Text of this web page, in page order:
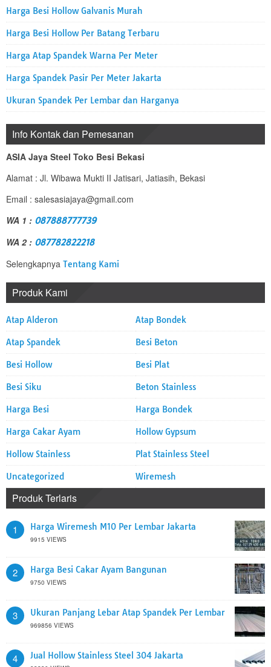
Harga Besi Hollow Galvanis Murah
Harga Besi Hollow Per Batang Terbaru
Harga Atap Spandek Warna Per Meter
Harga Spandek Pasir Per Meter Jakarta
Ukuran Spandek Per Lembar dan Harganya
Info Kontak dan Pemesanan
ASIA Jaya Steel Toko Besi Bekasi
Alamat : Jl. Wibawa Mukti II Jatisari, Jatiasih, Bekasi
Email : salesasiajaya@gmail.com
WA 1 : 087888777739
WA 2 : 087782822218
Selengkapnya Tentang Kami
Produk Kami
Atap Alderon Atap Bondek
Atap Spandek Besi Beton
Besi Hollow Besi Plat
Besi Siku Beton Stainless
Harga Besi Harga Bondek
Harga Cakar Ayam Hollow Gypsum
Hollow Stainless Plat Stainless Steel
Uncategorized Wiremesh
Produk Terlaris
1 Harga Wiremesh M10 Per Lembar Jakarta
9915 VIEWS
2 Harga Besi Cakar Ayam Bangunan
9750 VIEWS
3 Ukuran Panjang Lebar Atap Spandek Per Lembar
969856 VIEWS
4 Jual Hollow Stainless Steel 304 Jakarta